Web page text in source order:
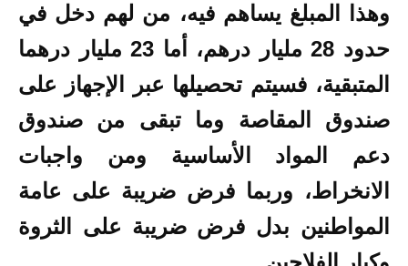
وهذا المبلغ يساهم فيه، من لهم دخل في
حدود 28 مليار درهم، أما 23 مليار درهما
المتبقية، فسيتم تحصيلها عبر الإجهاز على
صندوق المقاصة وما تبقى من صندوق
دعم المواد الأساسية ومن واجبات
الانخراط، وربما فرض ضريبة على عامة
المواطنين بدل فرض ضريبة على الثروة